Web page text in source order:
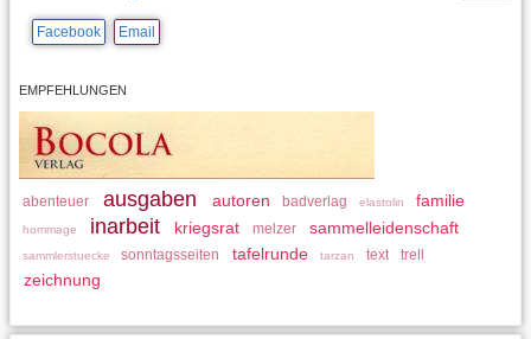
Facebook Email
EMPFEHLUNGEN
abenteuer ausgaben autoren badverlag elastolin familie
hommage inarbeit kriegsrat melzer sammelleidenschaft
sammlerstuecke sonntagsseiten tafelrunde tarzan text trell
zeichnung